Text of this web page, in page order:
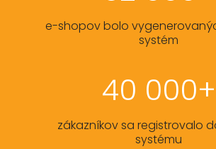
e-shopov bolo
systém
40 000+
zákazníkov sa registrovalo
systému